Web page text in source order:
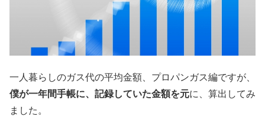
一人暮らしのガス代の平均金額、プロパンガス編ですが、
僕が一年間手帳に、記録していた金額を元に、算出してみ
ました。